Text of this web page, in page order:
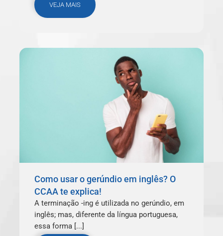
VEJA MAIS
Como usar o gerúndio em inglês? O
CCAA te explica!
A terminação -ing é utilizada no gerúndio, em
inglês; mas, diferente da língua portuguesa,
essa forma [...]